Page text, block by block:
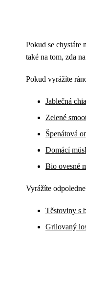
Pokud se chystáte
také na tom, zda
Pokud vyrážíte
Jablečná
Zelené
Špenátová
Domácí
Bio ovesné
Vyrážíte
Těstoviny s
Grilovaný